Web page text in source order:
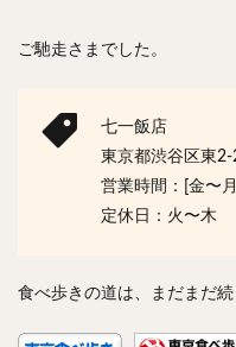
ご馳走さまでした。
七一飯店
東京都渋谷区東
営業時間：[金〜
定休日：火〜木
食べ歩きの道は、まだまだ続